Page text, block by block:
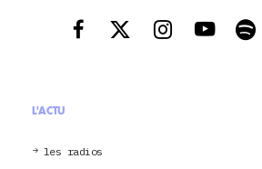
L'ACTU
les radios